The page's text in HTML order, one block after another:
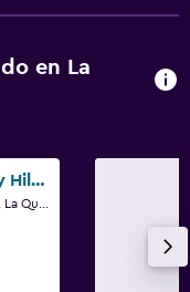
en La
Embassy Suites by Hilton La Quinta Hotel & Spa